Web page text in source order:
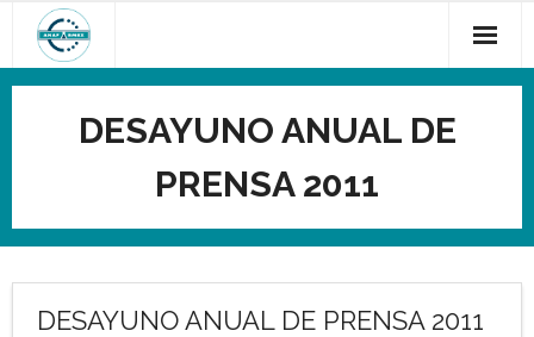
contenido
DESAYUNO ANUAL DE
PRENSA 2011
DESAYUNO ANUAL DE PRENSA 2011